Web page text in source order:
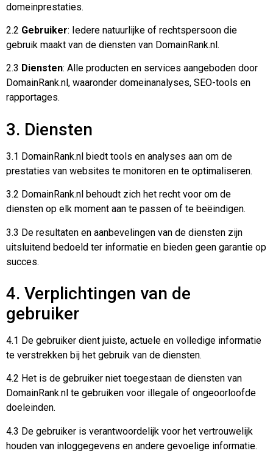
domeinprestaties.
2.2 Gebruiker: Iedere natuurlijke of rechtspersoon die
gebruik maakt van de diensten van DomainRank.nl.
2.3 Diensten: Alle producten en services aangeboden door
DomainRank.nl, waaronder domeinanalyses, SEO-tools en
rapportages.
3. Diensten
3.1 DomainRank.nl biedt tools en analyses aan om de
prestaties van websites te monitoren en te optimaliseren.
3.2 DomainRank.nl behoudt zich het recht voor om de
diensten op elk moment aan te passen of te beëindigen.
3.3 De resultaten en aanbevelingen van de diensten zijn
uitsluitend bedoeld ter informatie en bieden geen garantie op
succes.
4. Verplichtingen van de
gebruiker
4.1 De gebruiker dient juiste, actuele en volledige informatie
te verstrekken bij het gebruik van de diensten.
4.2 Het is de gebruiker niet toegestaan de diensten van
DomainRank.nl te gebruiken voor illegale of ongeoorloofde
doeleinden.
4.3 De gebruiker is verantwoordelijk voor het vertrouwelijk
houden van inloggegevens en andere gevoelige informatie.